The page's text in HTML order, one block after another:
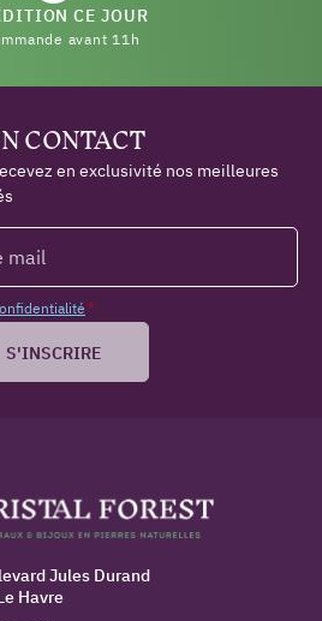
CE JOUR
avant 11h
CONTACT
en exclusivité nos meilleures
*
S'INSCRIRE
Jules Durand
Havre